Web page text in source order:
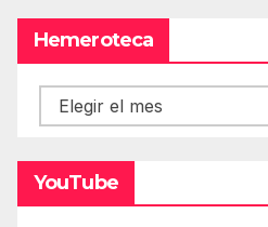
Hemeroteca
Hemeroteca
YouTube